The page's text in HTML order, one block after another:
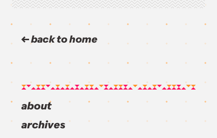
back to home
about
archives